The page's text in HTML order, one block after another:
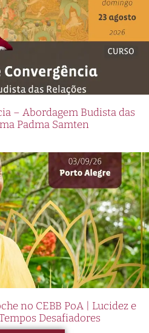
– Abordagem Budista das
Padma Samten
no CEBB PoA | Lucidez e
Desafiadores